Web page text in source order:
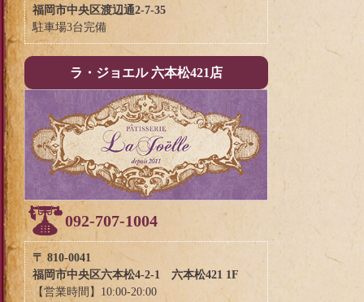
福岡市中央区渡辺通2-7-35
駐車場3台完備
ラ・ジョエル 六本松421店
092-707-1004
〒 810-0041
福岡市中央区六本松4-2-1 六本松421 1F
【営業時間】10:00-20:00